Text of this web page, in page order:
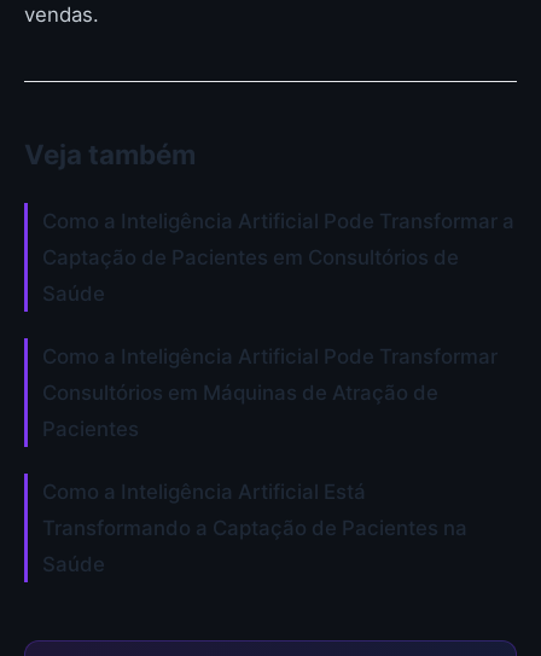
vendas.
Veja também
Como a Inteligência Artificial Pode Transformar a
Captação de Pacientes em Consultórios de
Saúde
Como a Inteligência Artificial Pode Transformar
Consultórios em Máquinas de Atração de
Pacientes
Como a Inteligência Artificial Está
Transformando a Captação de Pacientes na
Saúde